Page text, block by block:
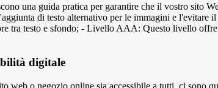
una guida pratica per garantire che il vostro sito
di testo alternativo per le immagini e
tra testo e sfondo; - Livello AAA: Questo livello
digitale
web o negozio online sia accessibile a tutti, ci sono